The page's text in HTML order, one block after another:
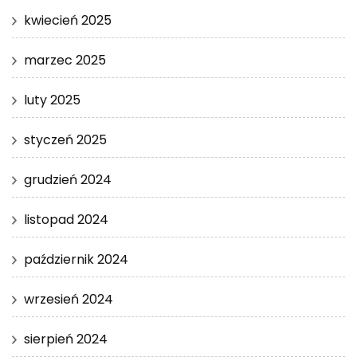
kwiecień 2025
marzec 2025
luty 2025
styczeń 2025
grudzień 2024
listopad 2024
październik 2024
wrzesień 2024
sierpień 2024